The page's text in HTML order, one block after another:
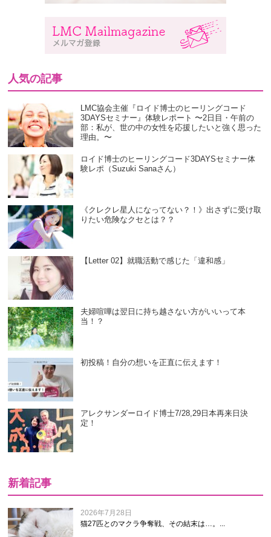
人気の記事
LMC協会主催『ロイド博士のヒーリングコード
3DAYSセミナー』体験レポート 〜2日目・午前の
部：私が、世の中の女性を応援したいと強く思った
理由。〜
ロイド博士のヒーリングコード3DAYSセミナー体
験レポ（Suzuki Sanaさん）
《クレクレ星人になってない？！》出さずに受け取
りたい危険なクセとは？？
【Letter 02】就職活動で感じた「違和感」
夫婦喧嘩は翌日に持ち越さない方がいいって本
当！？
初投稿！自分の想いを正直に伝えます！
アレクサンダーロイド博士7/28,29日本再来日決
定！
新着記事
2026年7月28日
猫27匹とのマクラ争奪戦、その結末は…。...